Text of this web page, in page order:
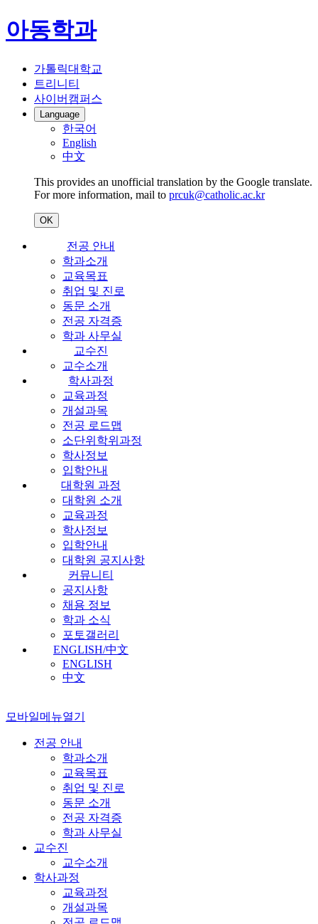
아동학과
가톨릭대학교
트리니티
사이버캠퍼스
Language
한국어
English
中文
This provides an unofficial translation by the Google translate.
For more information, mail to prcuk@catholic.ac.kr
OK
전공 안내
학과소개
교육목표
취업 및 진로
동문 소개
전공 자격증
학과 사무실
교수진
교수소개
학사과정
교육과정
개설과목
전공 로드맵
소단위학위과정
학사정보
입학안내
대학원 과정
대학원 소개
교육과정
학사정보
입학안내
대학원 공지사항
커뮤니티
공지사항
채용 정보
학과 소식
포토갤러리
ENGLISH/中文
ENGLISH
中文
모바일메뉴열기
전공 안내
학과소개
교육목표
취업 및 진로
동문 소개
전공 자격증
학과 사무실
교수진
교수소개
학사과정
교육과정
개설과목